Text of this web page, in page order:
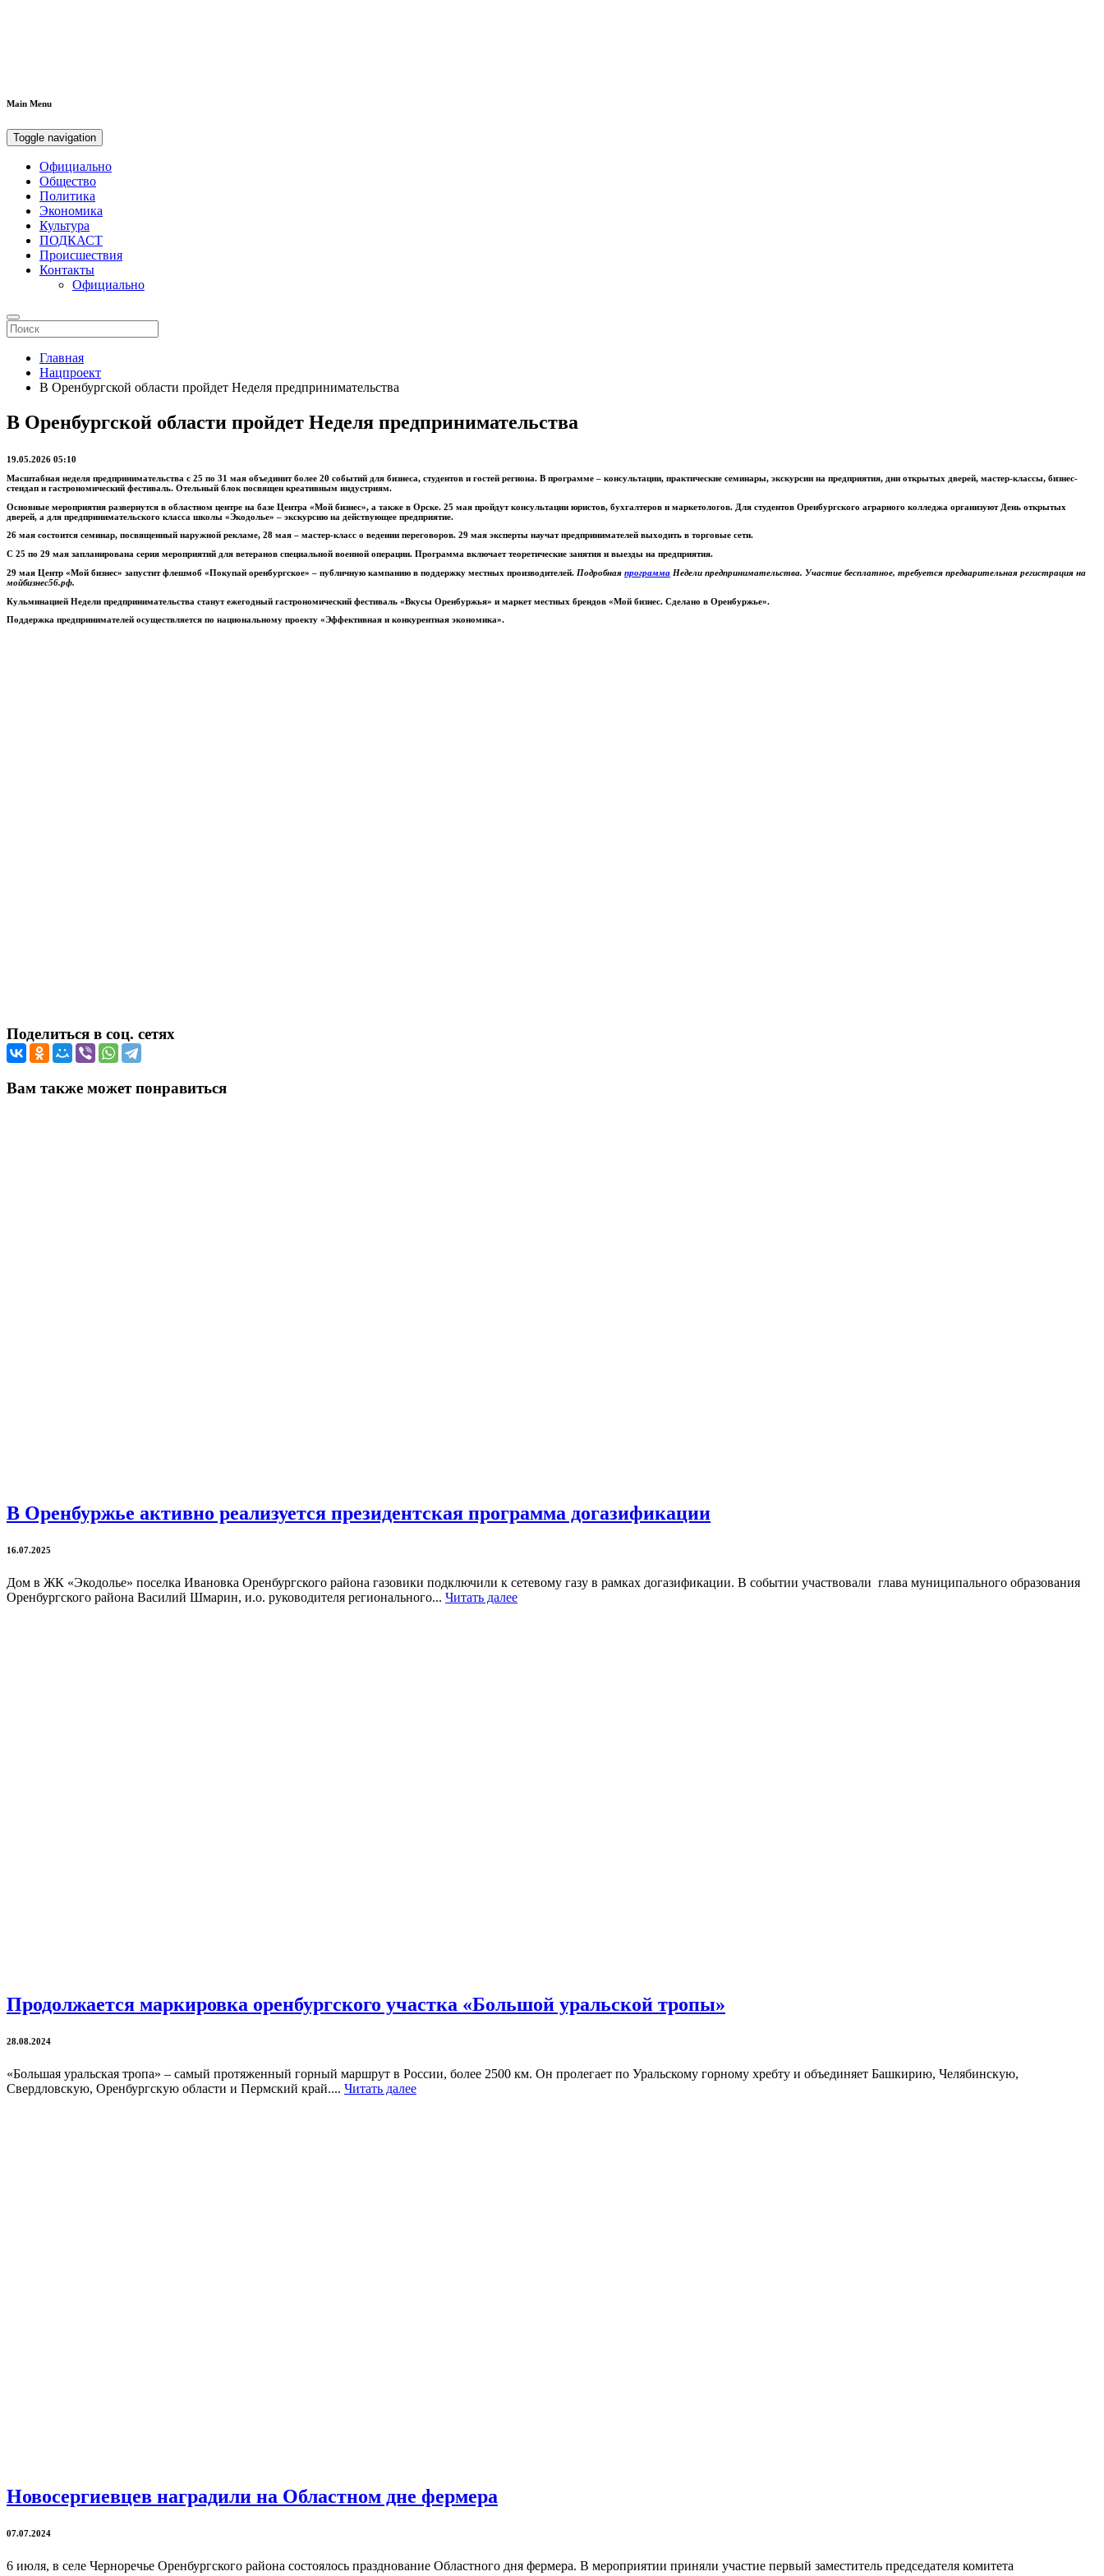
Main Menu
Toggle navigation
Официально
Общество
Политика
Экономика
Культура
ПОДКАСТ
Происшествия
Контакты
Официально
Главная
Нацпроект
В Оренбургской области пройдет Неделя предпринимательства
В Оренбургской области пройдет Неделя предпринимательства
19.05.2026 05:10
Масштабная неделя предпринимательства с 25 по 31 мая объединит более 20 событий для бизнеса, студентов и гостей региона. В программе – консультации, практические семинары, экскурсии на предприятия, дни открытых дверей, мастер-классы, бизнес-
стендап и гастрономический фестиваль. Отельный блок посвящен креативным индустриям.
Основные мероприятия развернутся в областном центре на базе Центра «Мой бизнес», а также в Орске. 25 мая пройдут консультации юристов, бухгалтеров и маркетологов. Для студентов Оренбургского аграрного колледжа организуют День открытых
дверей, а для предпринимательского класса школы «Экодолье» – экскурсию на действующее предприятие.
26 мая состоится семинар, посвященный наружной рекламе, 28 мая – мастер-класс о ведении переговоров. 29 мая эксперты научат предпринимателей выходить в торговые сети.
С 25 по 29 мая запланирована серия мероприятий для ветеранов специальной военной операции. Программа включает теоретические занятия и выезды на предприятия.
29 мая Центр «Мой бизнес» запустит флешмоб «Покупай оренбургское» – публичную кампанию в поддержку местных производителей. Подробная программа Недели предпринимательства. Участие бесплатное, требуется предварительная регистрация на
мойбизнес56.рф.
Кульминацией Недели предпринимательства станут ежегодный гастрономический фестиваль «Вкусы Оренбуржья» и маркет местных брендов «Мой бизнес. Сделано в Оренбуржье».
Поддержка предпринимателей осуществляется по национальному проекту «Эффективная и конкурентная экономика».
Поделиться в соц. сетях
Вам также может понравиться
В Оренбуржье активно реализуется президентская программа догазификации
16.07.2025
Дом в ЖК «Экодолье» поселка Ивановка Оренбургского района газовики подключили к сетевому газу в рамках догазификации. В событии участвовали глава муниципального образования
Оренбургского района Василий Шмарин, и.о. руководителя регионального... Читать далее
Продолжается маркировка оренбургского участка «Большой уральской тропы»
28.08.2024
«Большая уральская тропа» – самый протяженный горный маршрут в России, более 2500 км. Он пролегает по Уральскому горному хребту и объединяет Башкирию, Челябинскую,
Свердловскую, Оренбургскую области и Пермский край.... Читать далее
Новосергиевцев наградили на Областном дне фермера
07.07.2024
6 июля, в селе Черноречье Оренбургского района состоялось празднование Областного дня фермера. В мероприятии приняли участие первый заместитель председателя комитета